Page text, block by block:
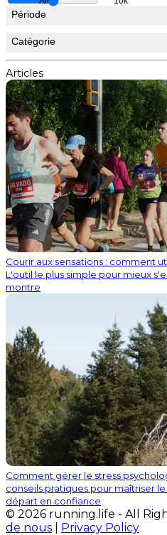
Période
Catégorie
Articles
Courir aux sensations : comment
L'outil le plus simple pour mieux
montre
Comment gérer le stress
conseils pratiques pour maîtriser
départ en confiance
© 2026 running.life - All
de nous
Privacy Policy